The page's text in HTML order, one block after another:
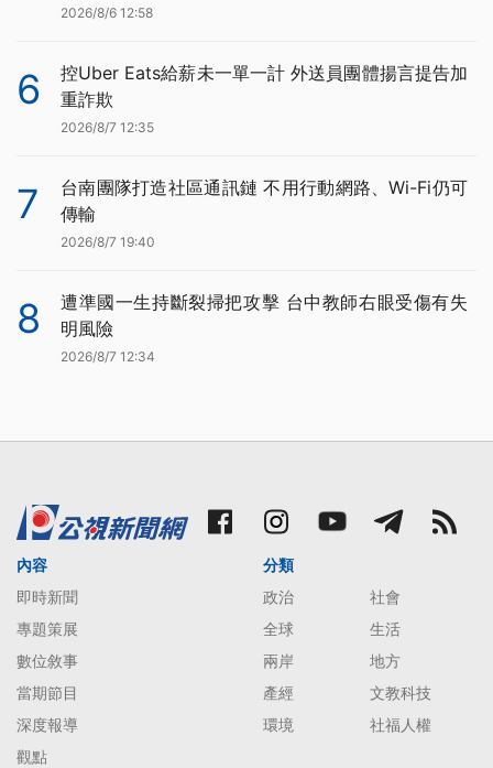
2026/8/6 12:58
6
控Uber Eats給薪未一單一計 外送員團體揚言提告加
重詐欺
2026/8/7 12:35
7
台南團隊打造社區通訊鏈 不用行動網路、Wi-Fi仍可
傳輸
2026/8/7 19:40
8
遭準國一生持斷裂掃把攻擊 台中教師右眼受傷有失
明風險
2026/8/7 12:34
內容
即時新聞
專題策展
數位敘事
當期節目
深度報導
觀點
分類
政治
社會
全球
生活
兩岸
地方
產經
文教科技
環境
社福人權